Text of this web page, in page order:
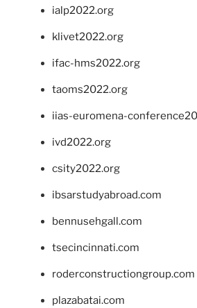
ialp2022.org
klivet2022.org
ifac-hms2022.org
taoms2022.org
iias-euromena-
ivd2022.org
csity2022.org
ibsarstudyabroad.com
bennusehgall.com
tsecincinnati.com
roderconstructiongroup.com
plazabatai.com